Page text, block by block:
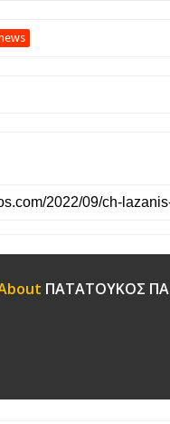
ΠΑΤΑΤΟΥΚΟΣ